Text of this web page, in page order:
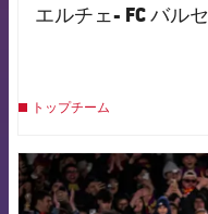
エルチェ- FC バル
トップチーム